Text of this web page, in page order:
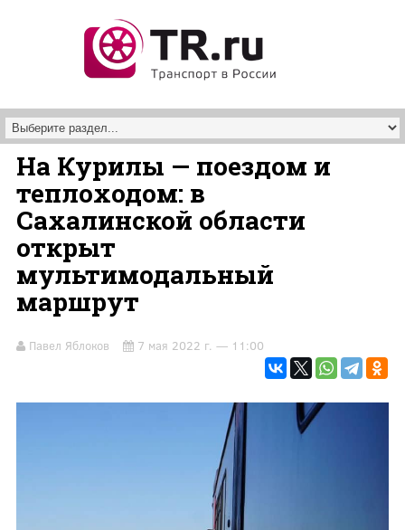
На Курилы — поездом и
теплоходом: в
Сахалинской области
открыт
мультимодальный
маршрут
Павел Яблоков 7 мая 2022 г. — 11:00